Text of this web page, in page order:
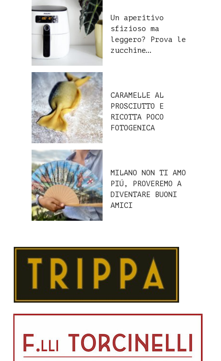
Un aperitivo
sfizioso ma
leggero? Prova le
zucchine…
CARAMELLE AL
PROSCIUTTO E
RICOTTA POCO
FOTOGENICA
MILANO NON TI AMO
PIÚ, PROVEREMO A
DIVENTARE BUONI
AMICI